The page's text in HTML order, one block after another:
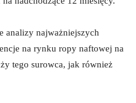
analizy najważniejszych
na rynku ropy naftowej na
tego surowca, jak również